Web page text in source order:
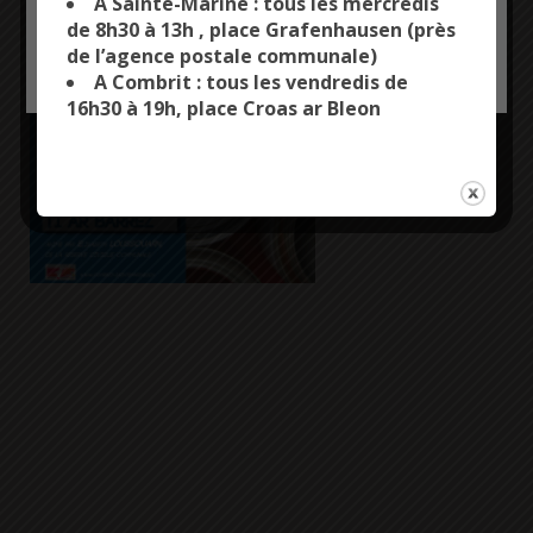
dans le cadre de
la réserve civique
communale.
de 8h30 à 13h , place Grafenhausen (près
de l’agence postale communale)
A Combrit : tous les vendredis de
16h30 à 19h, place Croas ar Bleon
OK, ACCEPT ALL PERSONALIZE